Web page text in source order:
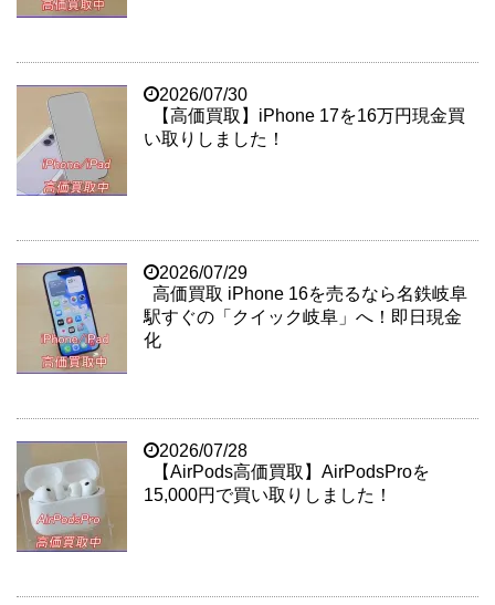
2026/07/30
【高価買取】iPhone 17を16万円現金買
い取りしました！
2026/07/29
高価買取 iPhone 16を売るなら名鉄岐阜
駅すぐの「クイック岐阜」へ！即日現金
化
2026/07/28
【AirPods高価買取】AirPodsProを
15,000円で買い取りしました！